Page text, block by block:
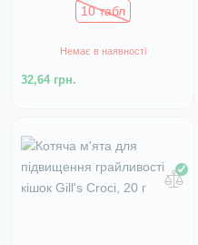
10 табл
Немає в наявності
32,64 грн.